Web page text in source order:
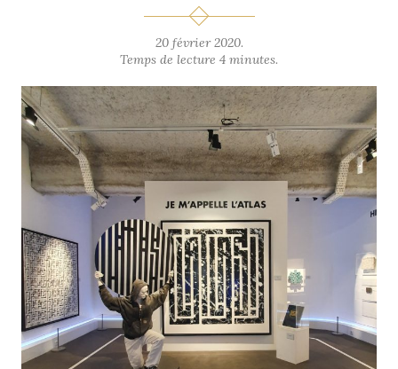
20 février 2020.
Temps de lecture 4 minutes.